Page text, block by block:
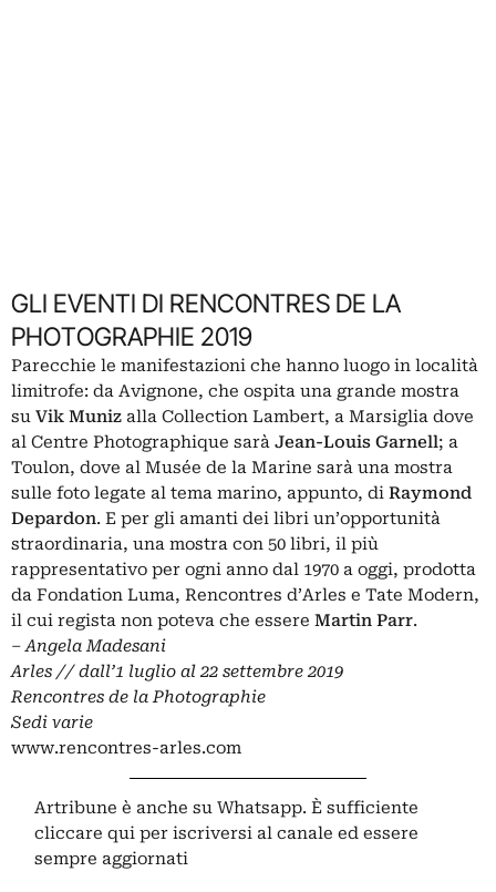
GLI EVENTI DI RENCONTRES DE LA
PHOTOGRAPHIE 2019
Parecchie le manifestazioni che hanno luogo in località
limitrofe: da Avignone, che ospita una grande mostra
su Vik Muniz alla Collection Lambert, a Marsiglia dove
al Centre Photographique sarà Jean-Louis Garnell; a
Toulon, dove al Musée de la Marine sarà una mostra
sulle foto legate al tema marino, appunto, di Raymond
Depardon. E per gli amanti dei libri un’opportunità
straordinaria, una mostra con 50 libri, il più
rappresentativo per ogni anno dal 1970 a oggi, prodotta
da Fondation Luma, Rencontres d’Arles e Tate Modern,
il cui regista non poteva che essere Martin Parr.
– Angela Madesani
Arles // dall’1 luglio al 22 settembre 2019
Rencontres de la Photographie
Sedi varie
www.rencontres-arles.com
Artribune è anche su Whatsapp. È sufficiente
cliccare qui per iscriversi al canale ed essere
sempre aggiornati